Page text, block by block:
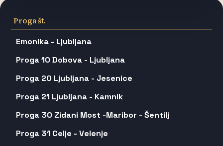
Proga št.
Emonika - Ljubljana
Proga 10 Dobova - Ljubljana
Proga 20 Ljubljana - Jesenice
Proga 21 Ljubljana - Kamnik
Proga 30 Zidani Most -Maribor - Šentilj
Proga 31 Celje - Velenje